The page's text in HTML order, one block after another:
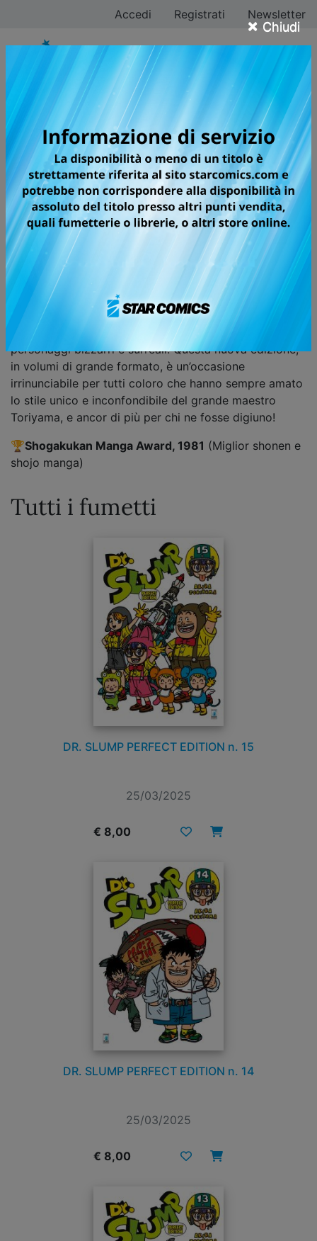
× Chiudi
Accedi Registrati Newsletter
DR. SLUMP PERFECT
EDITION
Volumi totali: 15 — Volumi pubblicati: 15
L'EDIZIONE DEFINITIVA PER
L'ECCENTRICO INVENTORE SENBEE
E LA VULCANICA ARALE!
A grandissima richiesta, tornano le avventure
dell’inventore più strampalato dei manga e della sua
creazione più geniale: Arale, la robottina antropomorfa
sempre pronta a combinare guai in compagnia di
personaggi bizzarri e surreali! Questa nuova edizione,
in volumi di grande formato, è un’occasione
irrinunciabile per tutti coloro che hanno sempre amato
lo stile unico e inconfondibile del grande maestro
Toriyama, e ancor di più per chi ne fosse digiuno!
🏆Shogakukan Manga Award, 1981 (Miglior shonen e
shojo manga)
Tutti i fumetti
DR. SLUMP PERFECT EDITION n. 15
25/03/2025
€ 8,00
DR. SLUMP PERFECT EDITION n. 14
25/03/2025
€ 8,00